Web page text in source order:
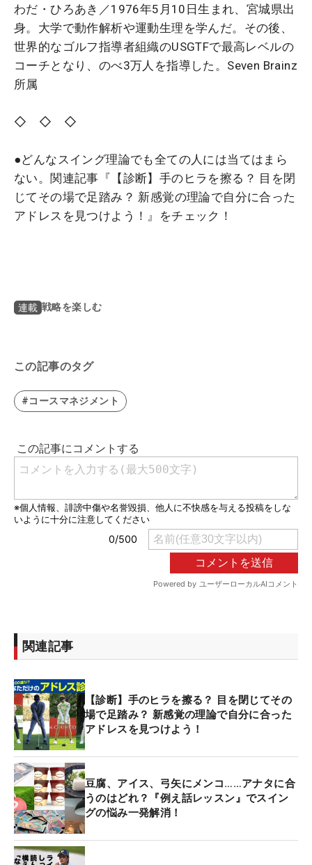
わだ・ひろあき／1976年5月10日生まれ、宮城県出
身。大学で動作解析や運動生理を学んだ。その後、
世界的なゴルフ指導者組織のUSGTFで最高レベルの
コーチとなり、のべ3万人を指導した。Seven Brainz
所属
◇ ◇ ◇
●どんなスイング理論でも全ての人には当てはまら
ない。関連記事『【診断】手のヒラを擦る？ 目を閉
じてその場で足踏み？ 新感覚の理論で自分に合った
アドレスを見つけよう！』をチェック！
連載 戦略を楽しむ
この記事のタグ
#コースマネジメント
関連記事
【診断】手のヒラを擦る？ 目を閉じてその
場で足踏み？ 新感覚の理論で自分に合った
アドレスを見つけよう！
豆腐、アイス、弓矢にメンコ……アナタに合
うのはどれ？『例え話レッスン』でスイン
グの悩み一発解消！